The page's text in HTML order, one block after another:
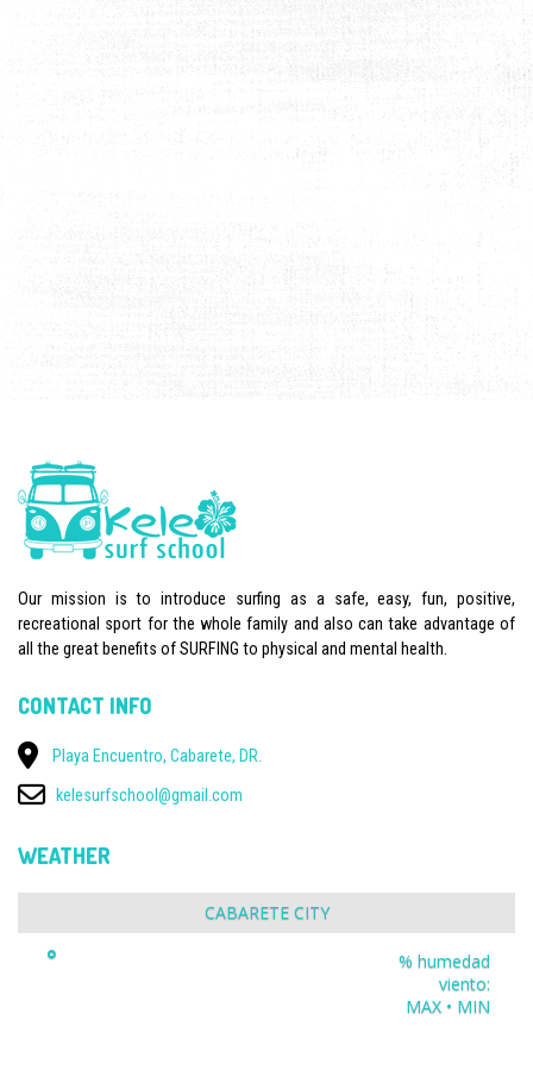
Our mission is to introduce surfing as a safe, easy, fun, positive,
recreational sport for the whole family and also can take advantage of
all the great benefits of SURFING to physical and mental health.
CONTACT INFO
Playa Encuentro, Cabarete, DR.
kelesurfschool@gmail.com
WEATHER
CABARETE CITY
°
% humedad
viento:
MAX • MIN